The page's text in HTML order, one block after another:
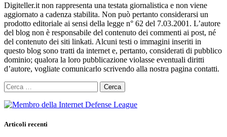
Digiteller.it non rappresenta una testata giornalistica e non viene
aggiornato a cadenza stabilita. Non può pertanto considerarsi un
prodotto editoriale ai sensi della legge n° 62 del 7.03.2001. L’autore
del blog non è responsabile del contenuto dei commenti ai post, né
del contenuto dei siti linkati. Alcuni testi o immagini inseriti in
questo blog sono tratti da internet e, pertanto, considerati di pubblico
dominio; qualora la loro pubblicazione violasse eventuali diritti
d’autore, vogliate comunicarlo scrivendo alla nostra pagina contatti.
Ricerca
per:
Articoli recenti